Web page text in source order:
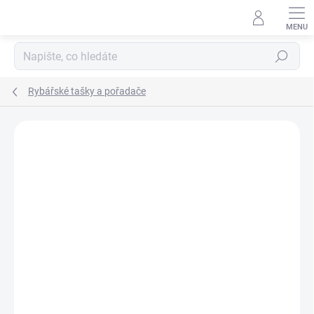
Hledat
Rybářské tašky a pořadače